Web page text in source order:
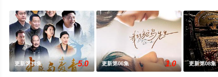
更新第13集 5.0 更新第06集 1.0 更新第08集